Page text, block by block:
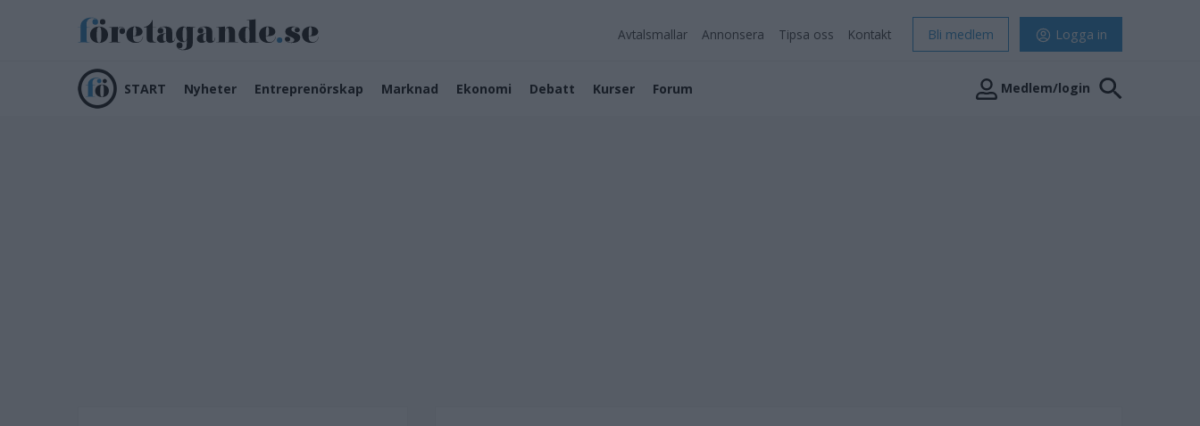
Avtalsmallar Annonsera Tipsa oss Kontakt Bli medlem Logga in
START Nyheter Entreprenörskap Marknad Ekonomi Debatt Kurser Forum Medlem/login